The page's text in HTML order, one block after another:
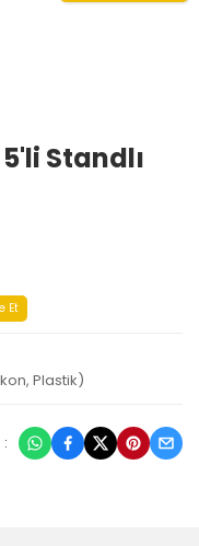
Standlı
Et
Plastik)
: